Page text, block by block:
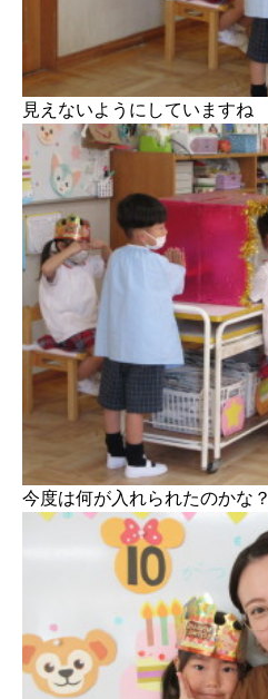
見えないようにしていますね
今度は何が入れられたのかな？